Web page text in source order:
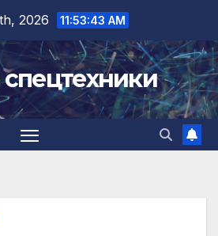
2026 11:53:44 AM